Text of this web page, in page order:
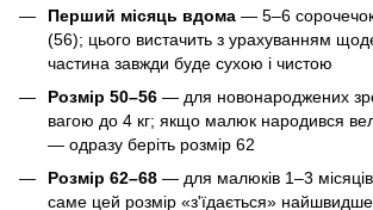
Перший місяць вдома — 5–6
(56); цього вистачить з урахуванням
частина завжди буде сухою і чистою
Розмір 50–56 — для новонароджених
вагою до 4 кг; якщо малюк народився
— одразу беріть розмір 62
Розмір 62–68 — для малюків 1–3
саме цей розмір «з'їдається»